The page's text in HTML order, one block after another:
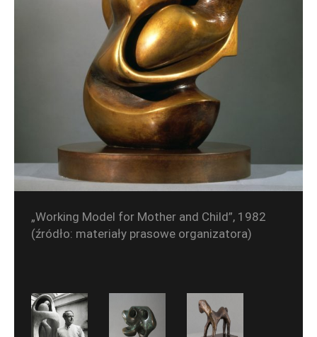
„Working Model for Mother and Child”, 1982
(źródło: materiały prasowe organizatora)